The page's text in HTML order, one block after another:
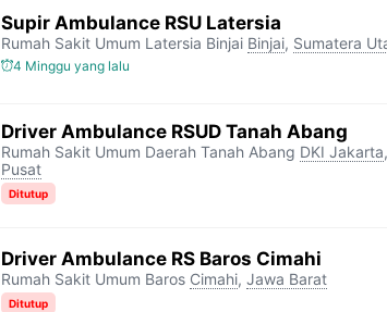
t
e
r
g
r
a
s
A
p
i
n
Supir Ambulance RSU Latersia
Rumah Sakit Umum Latersia Binjai Binjai, Sumatera
4 Minggu yang lalu
Driver Ambulance RSUD Tanah Abang
Rumah Sakit Umum Daerah Tanah Abang DKI Jakarta,
Pusat
Ditutup
Driver Ambulance RS Baros Cimahi
Rumah Sakit Umum Baros Cimahi, Jawa Barat
Ditutup